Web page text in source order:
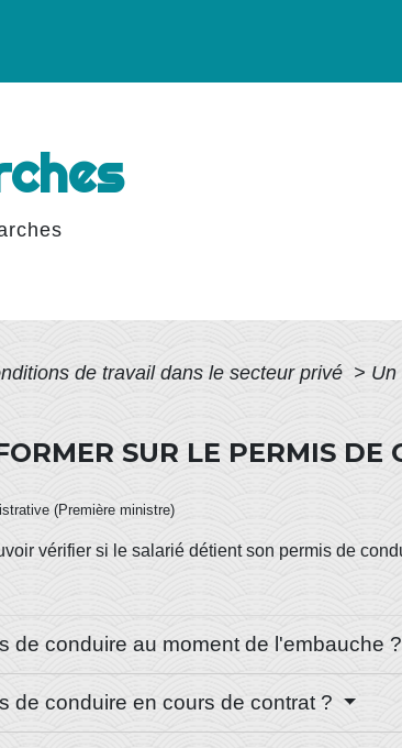
de travail dans le secteur privé > Un
SUR LE PERMIS DE
(Première ministre)
vérifier si le salarié détient son permis de
de conduire au moment de l'embauche ?
de conduire en cours de contrat ?